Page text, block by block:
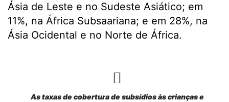
Ásia de Leste e no Sudeste Asiático; em
11%, na África Subsaariana; e em 28%, na
Ásia Ocidental e no Norte de África.
As taxas de cobertura de subsídios às crianças e